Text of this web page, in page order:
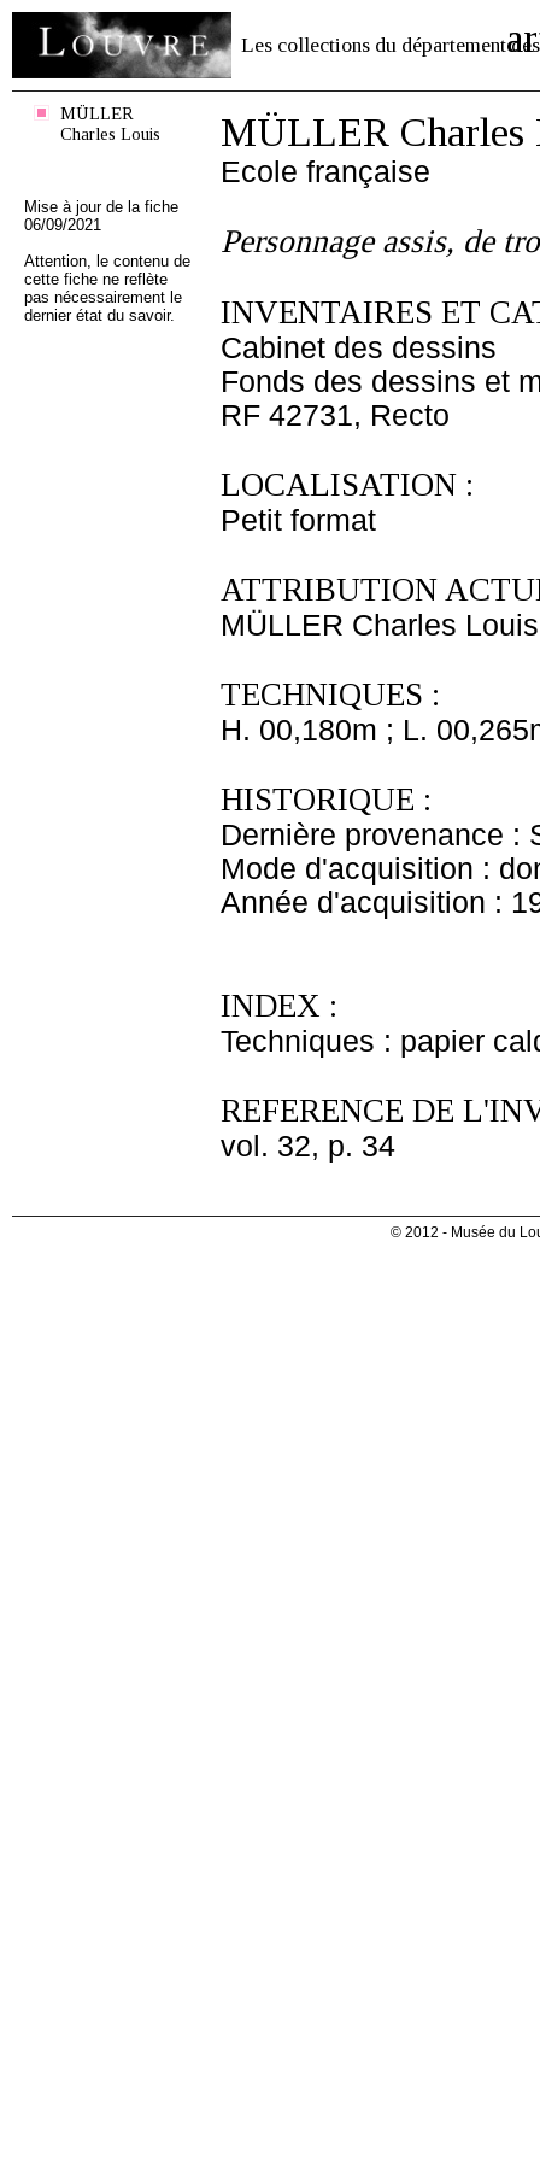
Les collections du département des
MÜLLER
Charles Louis
Mise à jour de la fiche
06/09/2021
Attention, le contenu de
cette fiche ne reflète
pas nécessairement le
dernier état du savoir.
MÜLLER Charles
Ecole française
Personnage assis, de
INVENTAIRES ET
Cabinet des dessins
Fonds des dessins et
RF 42731, Recto
LOCALISATION :
Petit format
ATTRIBUTION
MÜLLER Charles Louis
TECHNIQUES :
H. 00,180m ; L.
HISTORIQUE :
Dernière provenance :
Mode d'acquisition :
Année d'acquisition :
INDEX :
Techniques : papier
REFERENCE DE
vol. 32, p. 34
© 2012 - Musée du